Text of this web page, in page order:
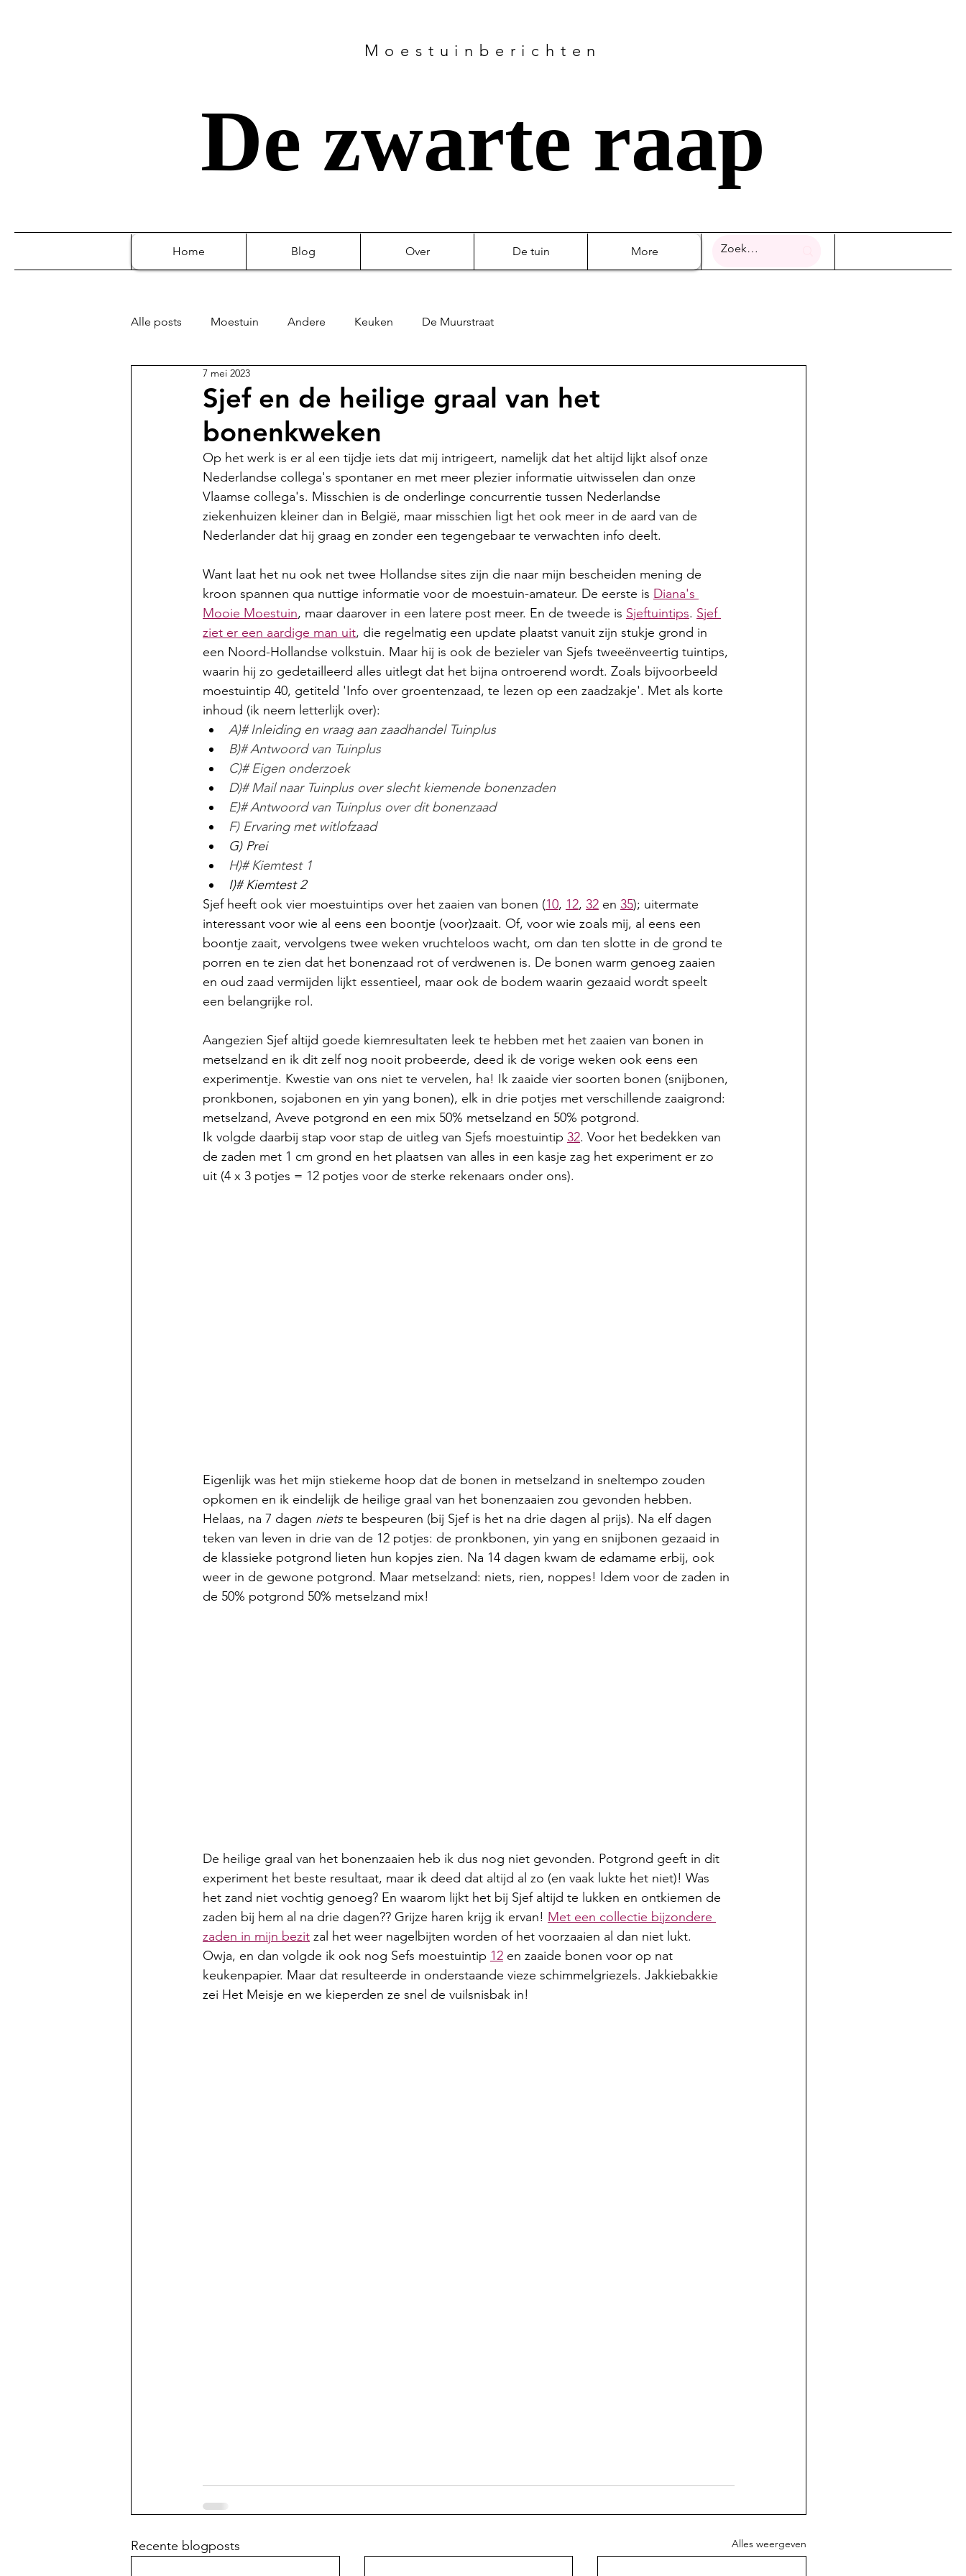
Moestuinberichten
De zwarte raap
Home Blog Over De tuin More
Alle posts Moestuin Andere Keuken De Muurstraat
Sjef en de heilige graal van het
bonenkweken
7 mei 2023
Op het werk is er al een tijdje iets dat mij intrigeert, namelijk dat het altijd lijkt alsof onze
Nederlandse collega's spontaner en met meer plezier informatie uitwisselen dan onze
Vlaamse collega's. Misschien is de onderlinge concurrentie tussen Nederlandse
ziekenhuizen kleiner dan in België, maar misschien ligt het ook meer in de aard van de
Nederlander dat hij graag en zonder een tegengebaar te verwachten info deelt.
Want laat het nu ook net twee Hollandse sites zijn die naar mijn bescheiden mening de
kroon spannen qua nuttige informatie voor de moestuin-amateur. De eerste is Diana's
Mooie Moestuin, maar daarover in een latere post meer. En de tweede is Sjeftuintips. Sjef
ziet er een aardige man uit, die regelmatig een update plaatst vanuit zijn stukje grond in
een Noord-Hollandse volkstuin. Maar hij is ook de bezieler van Sjefs tweeënveertig tuintips,
waarin hij zo gedetailleerd alles uitlegt dat het bijna ontroerend wordt. Zoals bijvoorbeeld
moestuintip 40, getiteld 'Info over groentenzaad, te lezen op een zaadzakje'. Met als korte
inhoud (ik neem letterlijk over):
A)# Inleiding en vraag aan zaadhandel Tuinplus
B)# Antwoord van Tuinplus
C)# Eigen onderzoek
D)# Mail naar Tuinplus over slecht kiemende bonenzaden
E)# Antwoord van Tuinplus over dit bonenzaad
F) Ervaring met witlofzaad
G) Prei
H)# Kiemtest 1
I)# Kiemtest 2
Sjef heeft ook vier moestuintips over het zaaien van bonen (10, 12, 32 en 35); uitermate
interessant voor wie al eens een boontje (voor)zaait. Of, voor wie zoals mij, al eens een
boontje zaait, vervolgens twee weken vruchteloos wacht, om dan ten slotte in de grond te
porren en te zien dat het bonenzaad rot of verdwenen is. De bonen warm genoeg zaaien
en oud zaad vermijden lijkt essentieel, maar ook de bodem waarin gezaaid wordt speelt
een belangrijke rol.
Aangezien Sjef altijd goede kiemresultaten leek te hebben met het zaaien van bonen in
metselzand en ik dit zelf nog nooit probeerde, deed ik de vorige weken ook eens een
experimentje. Kwestie van ons niet te vervelen, ha! Ik zaaide vier soorten bonen (snijbonen,
pronkbonen, sojabonen en yin yang bonen), elk in drie potjes met verschillende zaaigrond:
metselzand, Aveve potgrond en een mix 50% metselzand en 50% potgrond.
Ik volgde daarbij stap voor stap de uitleg van Sjefs moestuintip 32. Voor het bedekken van
de zaden met 1 cm grond en het plaatsen van alles in een kasje zag het experiment er zo
uit (4 x 3 potjes = 12 potjes voor de sterke rekenaars onder ons).
Eigenlijk was het mijn stiekeme hoop dat de bonen in metselzand in sneltempo zouden
opkomen en ik eindelijk de heilige graal van het bonenzaaien zou gevonden hebben.
Helaas, na 7 dagen niets te bespeuren (bij Sjef is het na drie dagen al prijs). Na elf dagen
teken van leven in drie van de 12 potjes: de pronkbonen, yin yang en snijbonen gezaaid in
de klassieke potgrond lieten hun kopjes zien. Na 14 dagen kwam de edamame erbij, ook
weer in de gewone potgrond. Maar metselzand: niets, rien, noppes! Idem voor de zaden in
de 50% potgrond 50% metselzand mix!
De heilige graal van het bonenzaaien heb ik dus nog niet gevonden. Potgrond geeft in dit
experiment het beste resultaat, maar ik deed dat altijd al zo (en vaak lukte het niet)! Was
het zand niet vochtig genoeg? En waarom lijkt het bij Sjef altijd te lukken en ontkiemen de
zaden bij hem al na drie dagen?? Grijze haren krijg ik ervan! Met een collectie bijzondere
zaden in mijn bezit zal het weer nagelbijten worden of het voorzaaien al dan niet lukt.
Owja, en dan volgde ik ook nog Sefs moestuintip 12 en zaaide bonen voor op nat
keukenpapier. Maar dat resulteerde in onderstaande vieze schimmelgriezels. Jakkiebakkie
zei Het Meisje en we kieperden ze snel de vuilsnisbak in!
Recente blogposts Alles weergeven